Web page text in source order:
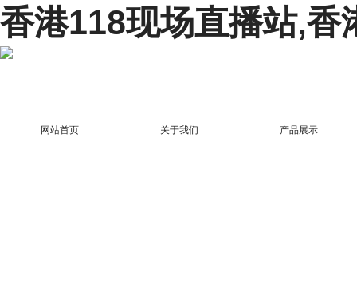
香港118现场直播站,香
网站首页 关于我们 产品展示